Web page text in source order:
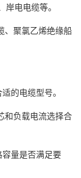
电电缆等。
、聚氯乙烯绝缘船
的电缆型号。
和负载电流选择合
量是否满足要